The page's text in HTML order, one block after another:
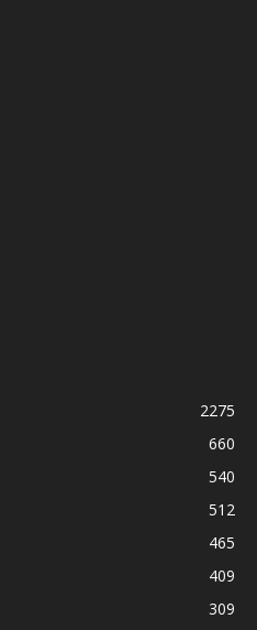
2275
660
540
512
465
409
309